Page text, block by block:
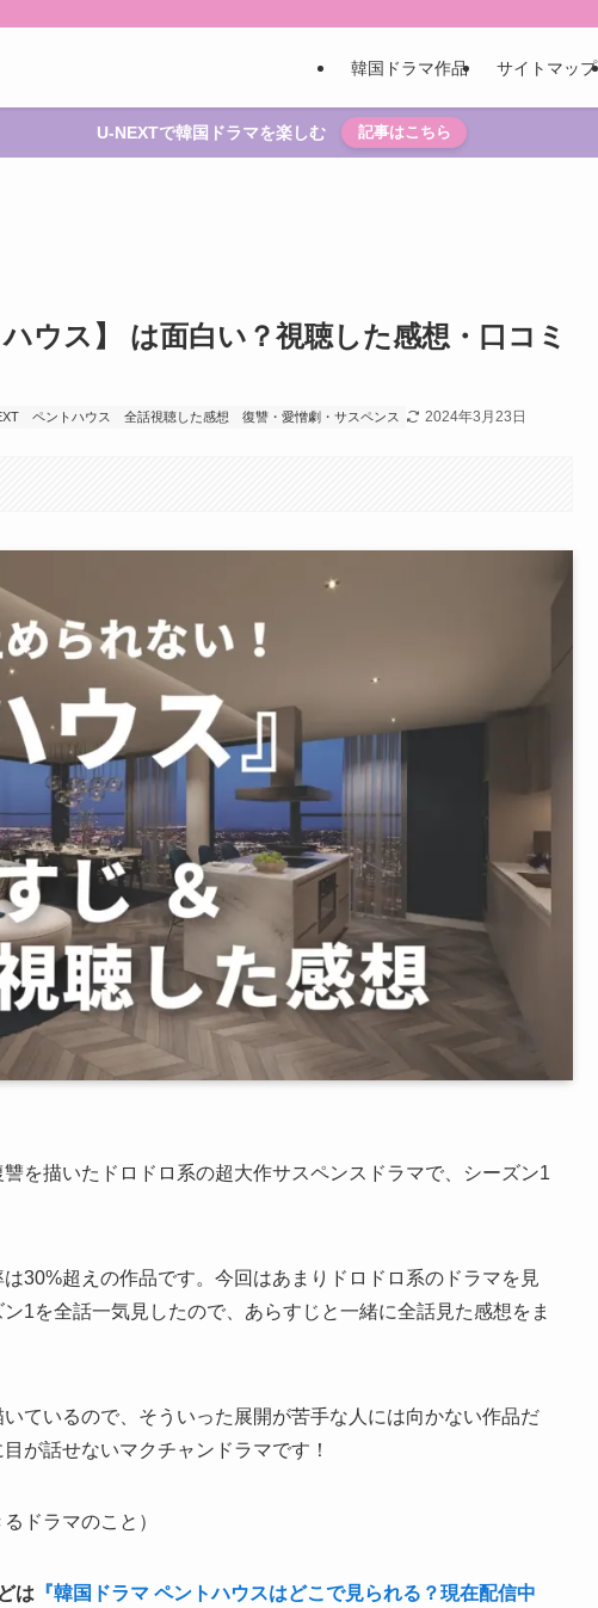
韓国ドラマ作品 サイトマップ
U-NEXTで韓国ドラマを楽しむ 記事はこちら
ウス】 は面白い？視聴した感想・口コミ
ペントハウス 全話視聴した感想 復讐・愛憎劇・サスペンス 2024年3月23日
を描いたドロドロ系の超大作サスペンスドラマで、シーズン1
30%超えの作品です。今回はあまりドロドロ系のドラマを見
1を全話一気見したので、あらすじと一緒に全話見た感想をま
ているので、そういった展開が苦手な人には向かない作品だ
が話せないマクチャンドラマです！
ドラマのこと）
は 『韓国ドラマ ペントハウスはどこで見られる？現在配信中